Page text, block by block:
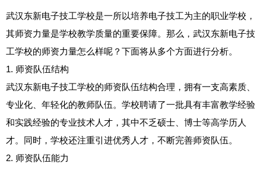
武汉东新电子技工学校是一所以培养电子技工为主的职业学校，
其师资力量是学校教学质量的重要保障。那么，武汉东新电子技
工学校的师资力量怎么样呢？下面将从多个方面进行分析。
1. 师资队伍结构
武汉东新电子技工学校的师资队伍结构合理，拥有一支高素质、
专业化、年轻化的教师队伍。学校聘请了一批具有丰富教学经验
和实践经验的专业技术人才，其中不乏硕士、博士等高学历人
才。同时，学校还注重引进优秀人才，不断完善师资队伍。
2. 师资队伍能力